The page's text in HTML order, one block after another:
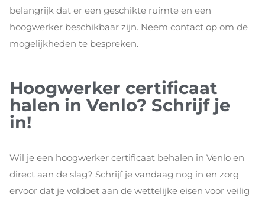
belangrijk dat er een geschikte ruimte en een
hoogwerker beschikbaar zijn. Neem contact op om de
mogelijkheden te bespreken.
Hoogwerker certificaat
halen in Venlo? Schrijf je
in!
Wil je een hoogwerker certificaat behalen in Venlo en
direct aan de slag? Schrijf je vandaag nog in en zorg
ervoor dat je voldoet aan de wettelijke eisen voor veilig